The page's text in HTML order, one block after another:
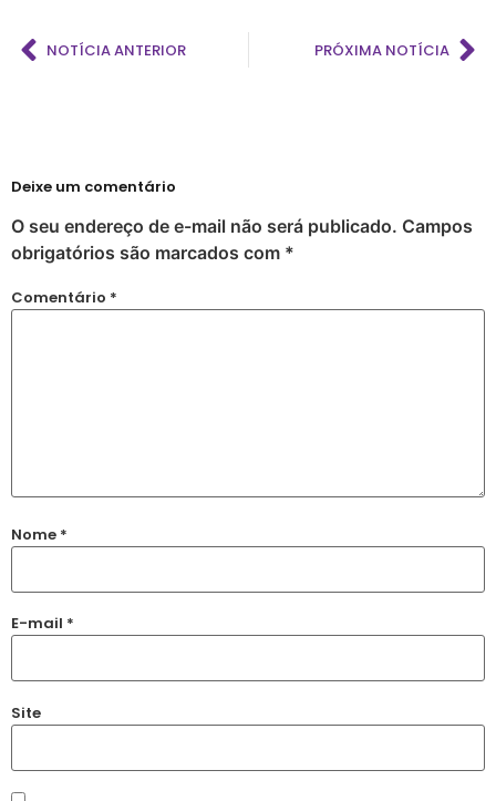
NOTÍCIA ANTERIOR PRÓXIMA NOTÍCIA
Deixe um comentário
O seu endereço de e-mail não será publicado. Campos
obrigatórios são marcados com *
Comentário *
Nome *
E-mail *
Site